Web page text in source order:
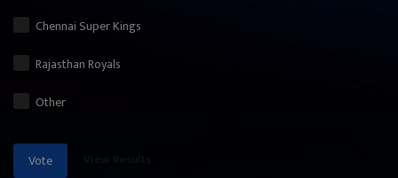
Chennai Super Kings
Rajasthan Royals
Other
Vote